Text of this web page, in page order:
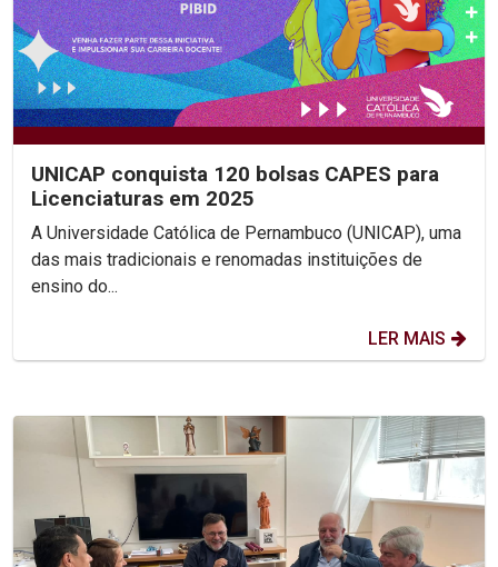
UNICAP conquista 120 bolsas CAPES para
Licenciaturas em 2025
A Universidade Católica de Pernambuco (UNICAP), uma
das mais tradicionais e renomadas instituições de
ensino do...
LER MAIS